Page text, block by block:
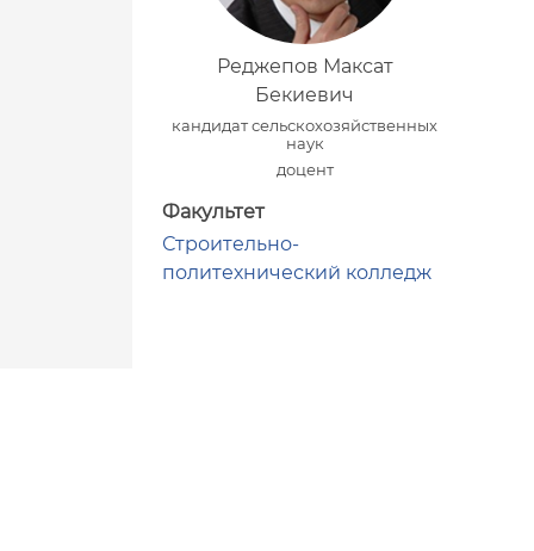
Реджепов Максат
Бекиевич
кандидат сельскохозяйственных
наук
доцент
Факультет
Строительно-
политехнический колледж